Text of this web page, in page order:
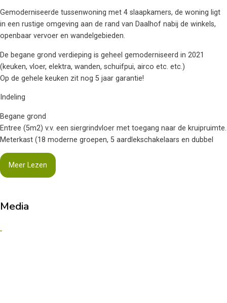
Gemoderniseerde tussenwoning met 4 slaapkamers, de woning ligt
in een rustige omgeving aan de rand van Daalhof nabij de winkels,
openbaar vervoer en wandelgebieden.
De begane grond verdieping is geheel gemoderniseerd in 2021
(keuken, vloer, elektra, wanden, schuifpui, airco etc. etc.)
Op de gehele keuken zit nog 5 jaar garantie!
Indeling
Begane grond
Entree (5m2) v.v. een siergrindvloer met toegang naar de kruipruimte.
Meterkast (18 moderne groepen, 5 aardlekschakelaars en dubbel
Meer Lezen
Media